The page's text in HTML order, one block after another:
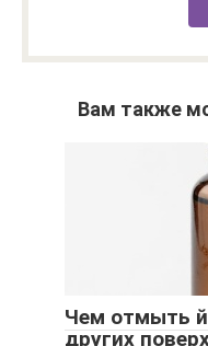
Вам также
Чем отмыть
других